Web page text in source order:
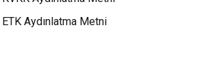
ETK Aydınlatma Metni